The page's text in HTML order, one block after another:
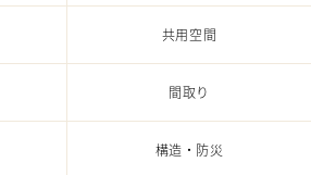
共⽤空間
間取り
構造・防災